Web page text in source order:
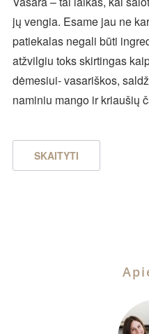
jų vengia. Esame jau ne
patiekalas negali būti
atžvilgiu toks skirtingas
dėmesiui- vasariškos,
naminiu mango ir kriaušių
SKAITYTI